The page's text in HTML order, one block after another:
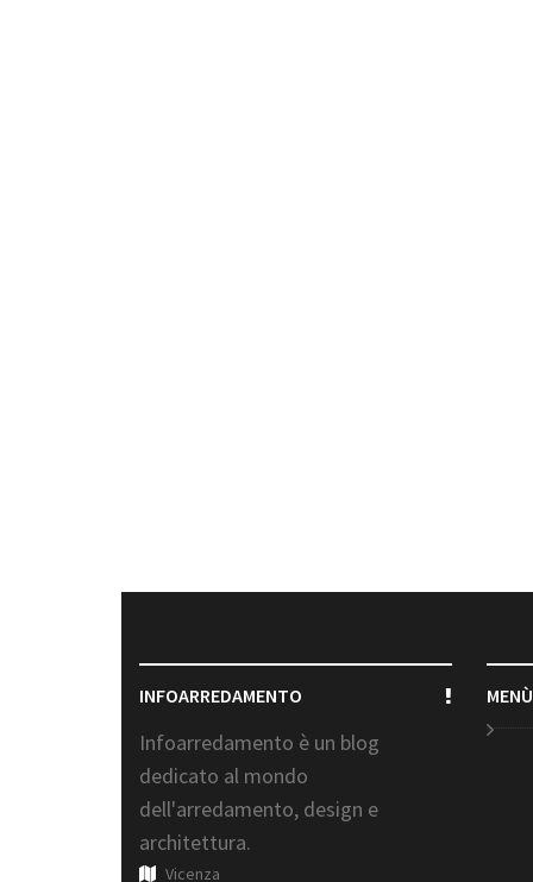
INFOARREDAMENTO
Infoarredamento è un blog
dedicato al mondo
dell'arredamento, design e
architettura.
Vicenza
MENÙ